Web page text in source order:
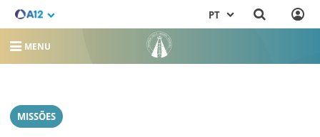
PT
MENU
MISSÕES